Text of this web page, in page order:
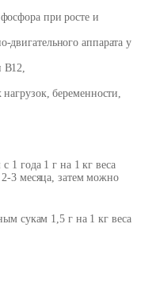
при росте и
двигательного аппарата у
B12,
беременности,
1 года 1 г на 1 кг веса
3 месяца, затем можно
сукам 1,5 г на 1 кг веса